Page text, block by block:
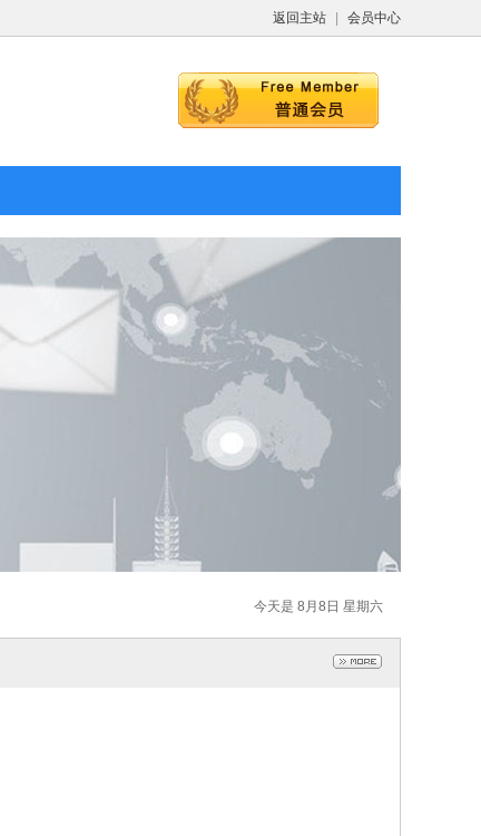
返回主站 会员中心
今天是 8月8日 星期六